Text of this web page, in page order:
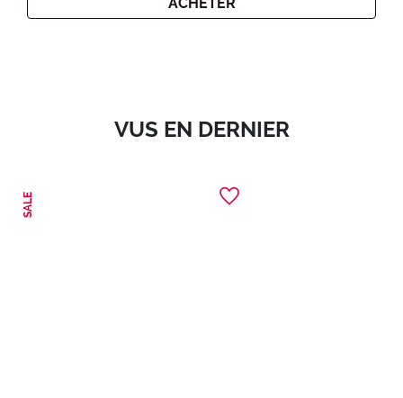
VUS EN DERNIER
SALE